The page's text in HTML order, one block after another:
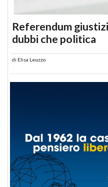
Referendum
dubbi che politica
di Elisa Leuzzo